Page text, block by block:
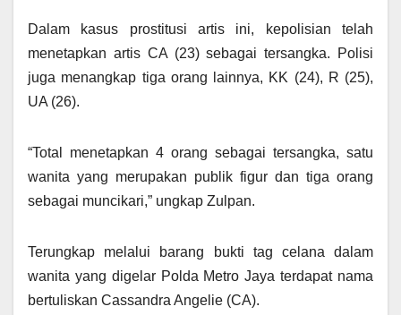
Dalam kasus prostitusi artis ini, kepolisian telah
menetapkan artis CA (23) sebagai tersangka. Polisi
juga menangkap tiga orang lainnya, KK (24), R (25),
UA (26).
“Total menetapkan 4 orang sebagai tersangka, satu
wanita yang merupakan publik figur dan tiga orang
sebagai muncikari,” ungkap Zulpan.
Terungkap melalui barang bukti tag celana dalam
wanita yang digelar Polda Metro Jaya terdapat nama
bertuliskan Cassandra Angelie (CA).